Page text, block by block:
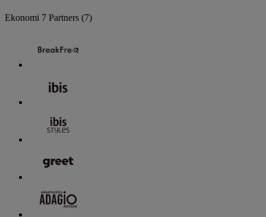
Ekonomi 7 Partners (7)